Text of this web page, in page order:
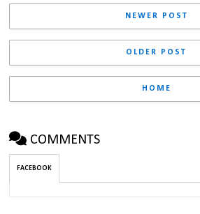
NEWER POST
OLDER POST
HOME
COMMENTS
FACEBOOK